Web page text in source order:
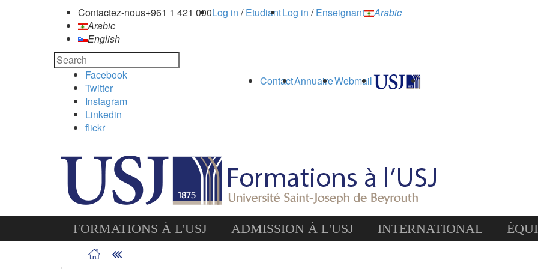
Contactez-nous+961 1 421 000Log in /EtudiantLog in /Enseignant
Arabic
Arabic
English
Facebook
Twitter
Instagram
Linkedin
flickr
ContactAnnuaireWebmail
FORMATIONS À L'USJ ADMISSION À L'USJ INTERNATIONAL